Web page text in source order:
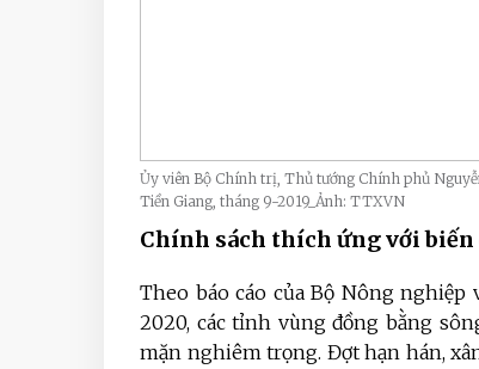
Ủy viên Bộ Chính trị, Thủ tướng Chính phủ
Tiền Giang, tháng 9-2019_Ảnh: TTXVN
Chính sách thích ứng với biến
Theo báo cáo của Bộ Nông
2020, các tỉnh vùng đồng bằng
mặn nghiêm trọng. Đợt hạn hán,